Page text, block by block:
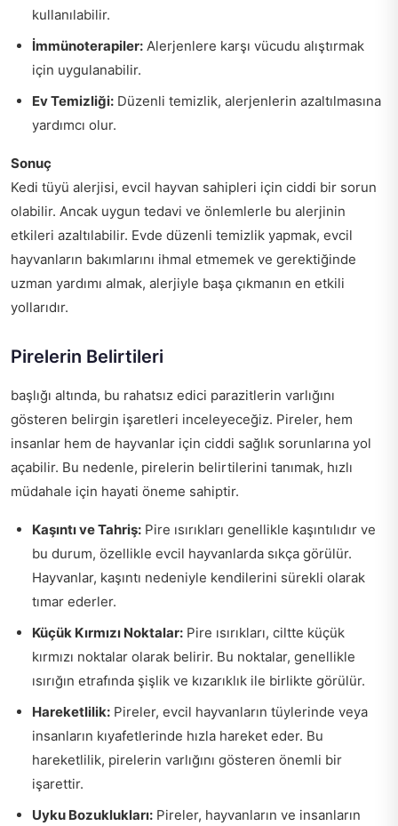
kullanılabilir.
İmmünoterapiler: Alerjenlere karşı vücudu alıştırmak
için uygulanabilir.
Ev Temizliği: Düzenli temizlik, alerjenlerin azaltılmasına
yardımcı olur.
Sonuç
Kedi tüyü alerjisi, evcil hayvan sahipleri için ciddi bir sorun
olabilir. Ancak uygun tedavi ve önlemlerle bu alerjinin
etkileri azaltılabilir. Evde düzenli temizlik yapmak, evcil
hayvanların bakımlarını ihmal etmemek ve gerektiğinde
uzman yardımı almak, alerjiyle başa çıkmanın en etkili
yollarıdır.
Pirelerin Belirtileri
başlığı altında, bu rahatsız edici parazitlerin varlığını
gösteren belirgin işaretleri inceleyeceğiz. Pireler, hem
insanlar hem de hayvanlar için ciddi sağlık sorunlarına yol
açabilir. Bu nedenle, pirelerin belirtilerini tanımak, hızlı
müdahale için hayati öneme sahiptir.
Kaşıntı ve Tahriş: Pire ısırıkları genellikle kaşıntılıdır ve
bu durum, özellikle evcil hayvanlarda sıkça görülür.
Hayvanlar, kaşıntı nedeniyle kendilerini sürekli olarak
tımar ederler.
Küçük Kırmızı Noktalar: Pire ısırıkları, ciltte küçük
kırmızı noktalar olarak belirir. Bu noktalar, genellikle
ısırığın etrafında şişlik ve kızarıklık ile birlikte görülür.
Hareketlilik: Pireler, evcil hayvanların tüylerinde veya
insanların kıyafetlerinde hızla hareket eder. Bu
hareketlilik, pirelerin varlığını gösteren önemli bir
işarettir.
Uyku Bozuklukları: Pireler, hayvanların ve insanların